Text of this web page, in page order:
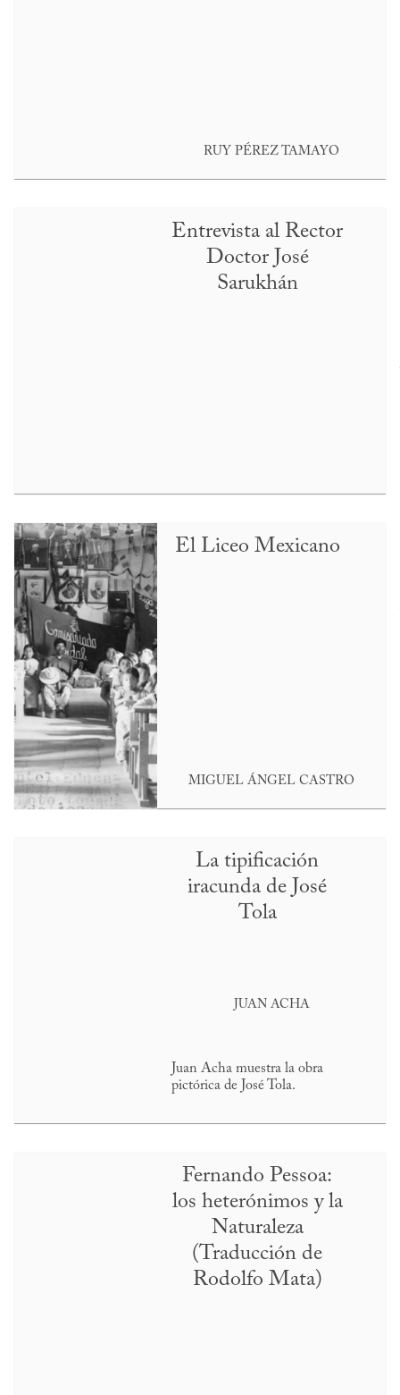
RUY PÉREZ TAMAYO
Entrevista al Rector
Doctor José
Sarukhán
El Liceo Mexicano
MIGUEL ÁNGEL CASTRO
La tipificación
iracunda de José
Tola
JUAN ACHA
Juan Acha muestra la obra
pictórica de José Tola.
Fernando Pessoa:
los heterónimos y la
Naturaleza
(Traducción de
Rodolfo Mata)